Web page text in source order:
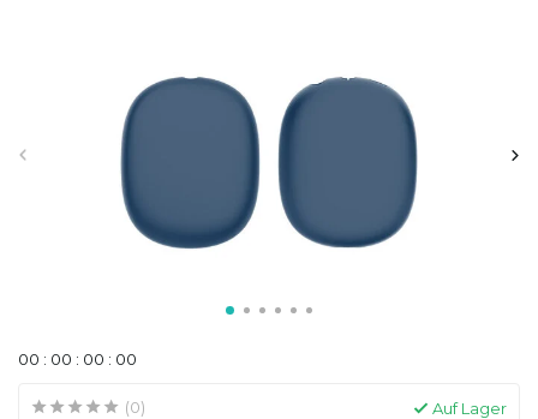
00 : 00 : 00 : 00
(0)
Auf Lager